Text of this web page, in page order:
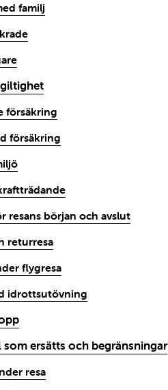
familj
försäkring
försäkring
resans början och avslut
returresa
flygresa
idrottsutövning
ersätts och begränsningar
resa